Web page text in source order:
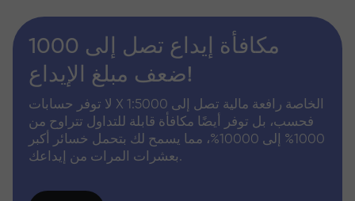
مكافأة إيداع تصل إلى 1000
ضعف مبلغ الإيداع!
لا توفر حسابات X الخاصة رافعة مالية تصل إلى 1:5000
فحسب، بل توفر أيضًا مكافأة قابلة للتداول تتراوح من
1000% إلى 10000%، مما يسمح لك بتحمل خسائر أكبر
بعشرات المرات من إيداعك.